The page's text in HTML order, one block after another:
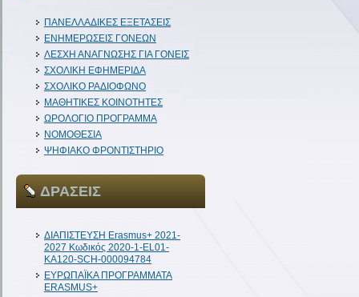
ΠΑΝΕΛΛΑΔΙΚΕΣ ΕΞΕΤΑΣΕΙΣ
ΕΝΗΜΕΡΩΣΕΙΣ ΓΟΝΕΩΝ
ΛΕΣΧΗ ΑΝΑΓΝΩΣΗΣ ΓΙΑ ΓΟΝΕΙΣ
ΣΧΟΛΙΚΗ ΕΦΗΜΕΡΙΔΑ
ΣΧΟΛΙΚΟ ΡΑΔΙΟΦΩΝΟ
ΜΑΘΗΤΙΚΕΣ ΚΟΙΝΟΤΗΤΕΣ
ΩΡΟΛΟΓΙΟ ΠΡΟΓΡΑΜΜΑ
ΝΟΜΟΘΕΣΙΑ
ΨΗΦΙΑΚΟ ΦΡΟΝΤΙΣΤΗΡΙΟ
ΔΡΑΣΕΙΣ
ΔIAΠΙΣΤΕΥΣΗ Erasmus+ 2021-
2027 Κωδικός 2020-1-EL01-
KA120-SCH-000094784
ΕΥΡΩΠΑΪΚΑ ΠΡΟΓΡΑΜΜΑΤΑ
ERASMUS+